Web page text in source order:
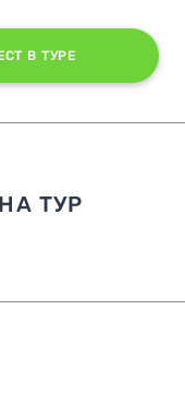
В ТУРЕ
ТУР